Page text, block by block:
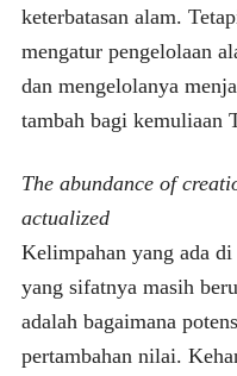
keterbatasan alam.
mengatur pengelolaan
dan mengelolanya
tambah bagi kemuliaan
The abundance of
actualized
Kelimpahan yang ada
yang sifatnya masih
adalah bagaimana
pertambahan nilai.